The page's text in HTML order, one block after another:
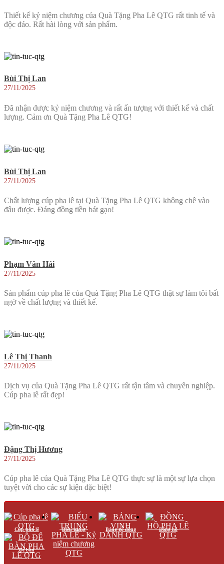
Thiết kế kỷ niệm chương của Quà Tặng Pha Lê QTG rất tinh tế và
độc đáo. Rất hài lòng với sản phẩm.
Bùi Thị Lan
27/11/2025
Đã nhận được kỷ niệm chương và rất ấn tượng với thiết kế và chất
lượng. Cảm ơn Quà Tặng Pha Lê QTG!
Bùi Thị Lan
27/11/2025
Chất lượng cúp pha lê tại Quà Tặng Pha Lê QTG không chê vào
đâu được. Đáng đồng tiền bát gạo!
Phạm Văn Hải
27/11/2025
Sản phẩm cúp pha lê của Quà Tặng Pha Lê QTG thật sự làm tôi bất
ngờ về chất lượng và thiết kế.
Lê Thị Thanh
27/11/2025
Dịch vụ của Quà Tặng Pha Lê QTG rất tận tâm và chuyên nghiệp.
Cúp pha lê rất đẹp!
Đặng Thị Hương
27/11/2025
Cúp pha lê của Quà Tặng Pha Lê QTG thực sự là một sự lựa chọn
tuyệt vời cho các sự kiện đặc biệt!
Trần Văn An
27/11/2025
Cúp pha lê Biểu trưng Bảng gỗ đồng Đồng hồ
Để bàn